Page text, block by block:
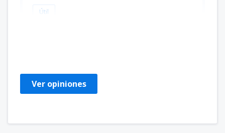
Útil
Ver opiniones